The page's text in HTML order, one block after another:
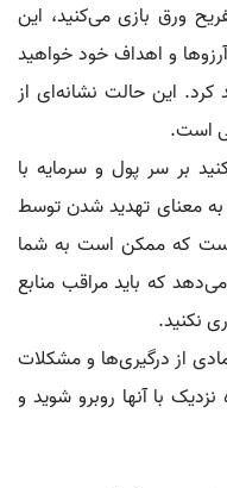
ورق بازی می‌کنید، این
و اهداف خود خواهید
کرد. این حالت نشانه‌ای از
است.
بر سر پول و سرمایه با
به معنای تهدید شدن توسط
که ممکن است به شما
که باید مراقب منابع
نکنید.
از درگیری‌ها و مشکلات
با آنها روبرو شوید و